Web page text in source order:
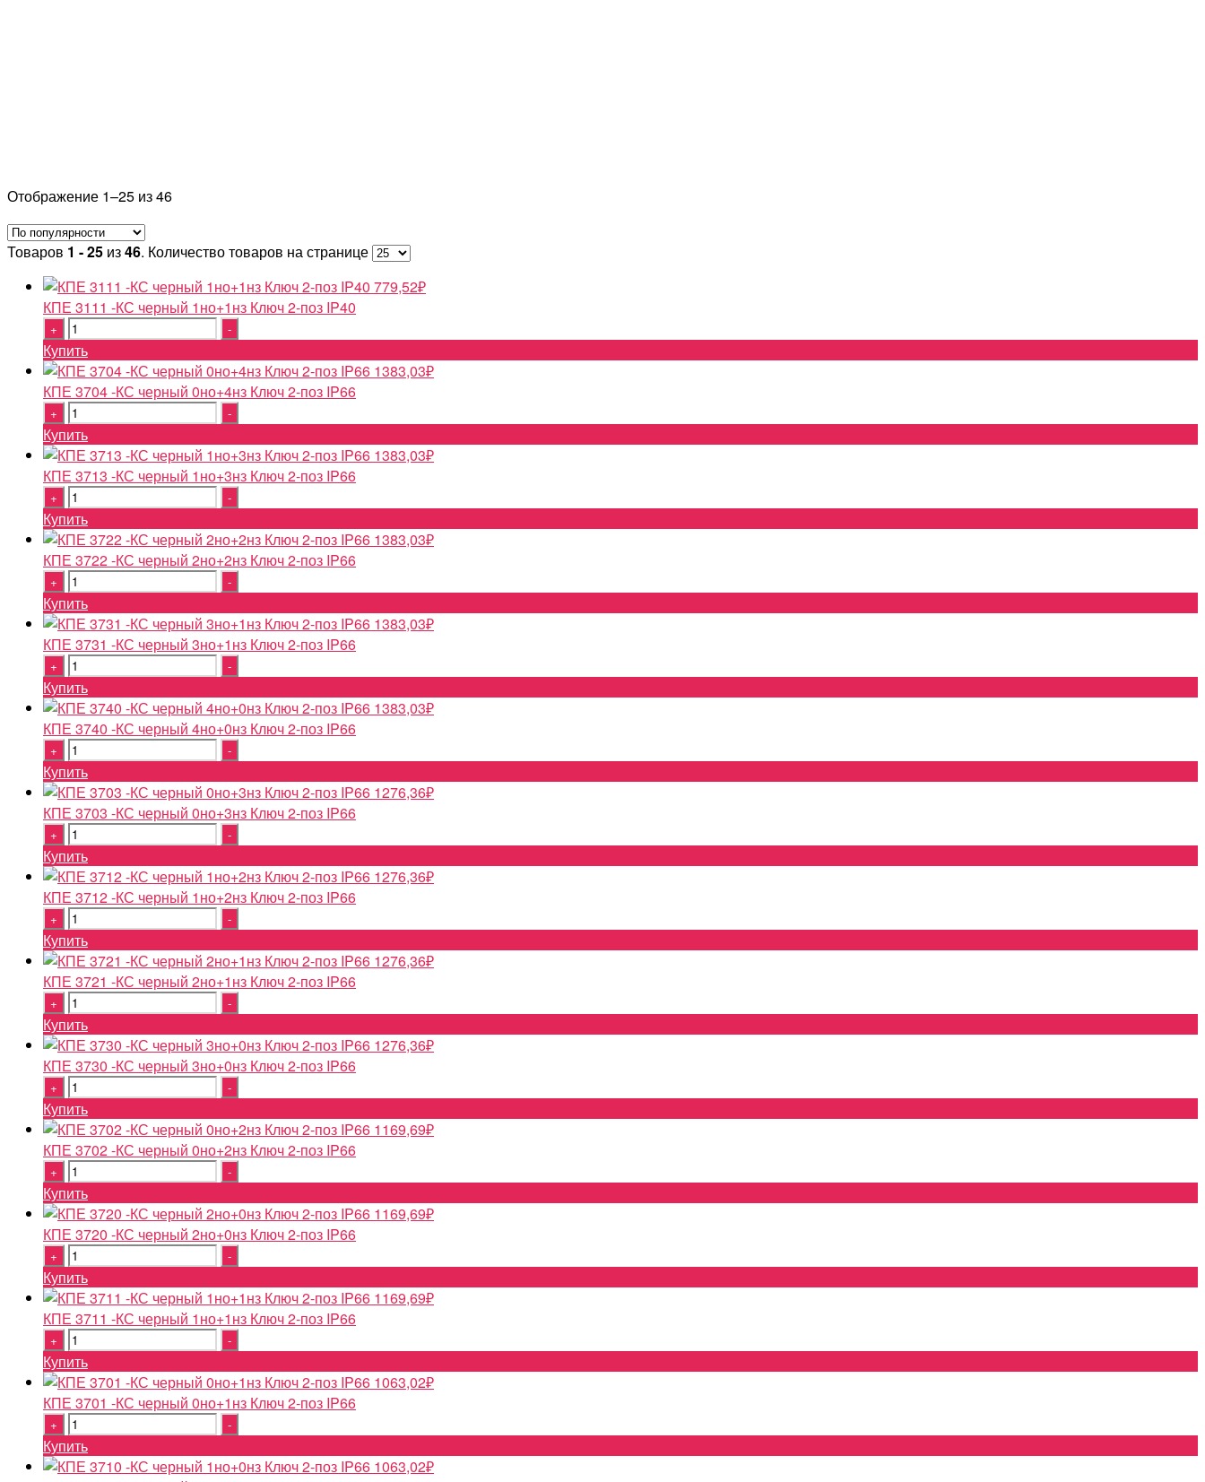
Отображение 1–25 из 46
Товаров 1 - 25 из46. Количество товаров на странице
779,52₽
КПЕ 3111 -КС черный 1но+1нз Ключ 2-поз IP40
Quantity
Купить
1383,03₽
КПЕ 3704 -КС черный 0но+4нз Ключ 2-поз IP66
Quantity
Купить
1383,03₽
КПЕ 3713 -КС черный 1но+3нз Ключ 2-поз IP66
Quantity
Купить
1383,03₽
КПЕ 3722 -КС черный 2но+2нз Ключ 2-поз IP66
Quantity
Купить
1383,03₽
КПЕ 3731 -КС черный 3но+1нз Ключ 2-поз IP66
Quantity
Купить
1383,03₽
КПЕ 3740 -КС черный 4но+0нз Ключ 2-поз IP66
Quantity
Купить
1276,36₽
КПЕ 3703 -КС черный 0но+3нз Ключ 2-поз IP66
Quantity
Купить
1276,36₽
КПЕ 3712 -КС черный 1но+2нз Ключ 2-поз IP66
Quantity
Купить
1276,36₽
КПЕ 3721 -КС черный 2но+1нз Ключ 2-поз IP66
Quantity
Купить
1276,36₽
КПЕ 3730 -КС черный 3но+0нз Ключ 2-поз IP66
Quantity
Купить
1169,69₽
КПЕ 3702 -КС черный 0но+2нз Ключ 2-поз IP66
Quantity
Купить
1169,69₽
КПЕ 3720 -КС черный 2но+0нз Ключ 2-поз IP66
Quantity
Купить
1169,69₽
КПЕ 3711 -КС черный 1но+1нз Ключ 2-поз IP66
Quantity
Купить
1063,02₽
КПЕ 3701 -КС черный 0но+1нз Ключ 2-поз IP66
Quantity
Купить
1063,02₽